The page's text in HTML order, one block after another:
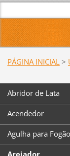
PÁGINA INICIAL >
Abridor de Lata
Acendedor
Agulha para Fogão